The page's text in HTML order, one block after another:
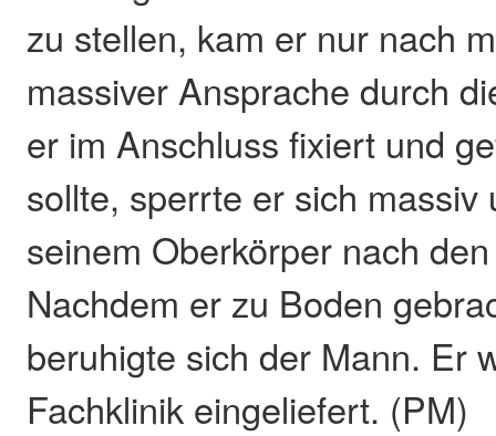
zu stellen, kam er nur nach
massiver Ansprache durch
er im Anschluss fixiert und
sollte, sperrte er sich massiv
seinem Oberkörper nach
Nachdem er zu Boden
beruhigte sich der Mann. Er
Fachklinik eingeliefert. (PM)